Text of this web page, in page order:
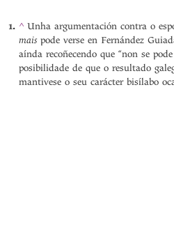
^ Unha argumentación contra o
mais pode verse en Fernández
aínda recoñecendo que “non se
posibilidade de que o resultado
mantivese o seu carácter bisílabo